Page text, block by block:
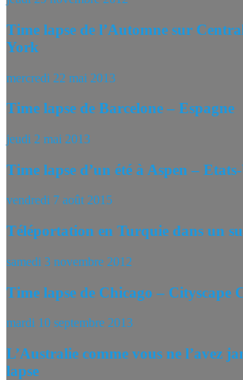
Time lapse de l’Automne sur
York
mercredi 22 mai 2013
Time lapse de Barcelone – Espagne
jeudi 2 mai 2013
Time lapse d’un été à Aspen –
vendredi 7 août 2015
Téléportation en Turquie dans un
samedi 3 novembre 2012
Time lapse de Chicago – Cityscape
mardi 10 septembre 2013
L’Australie comme vous ne l’avez
lapse